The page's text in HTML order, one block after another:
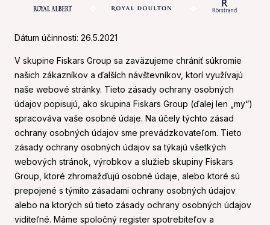
Dátum účinnosti: 26.5.2021
V skupine Fiskars Group sa zaväzujeme chrániť súkromie
našich zákazníkov a ďalších návštevníkov, ktorí využívajú
naše webové stránky. Tieto zásady ochrany osobných
údajov popisujú, ako skupina Fiskars Group (ďalej len „my“)
spracováva vaše osobné údaje. Na účely týchto zásad
ochrany osobných údajov sme prevádzkovateľom. Tieto
zásady ochrany osobných údajov sa týkajú všetkých
webových stránok, výrobkov a služieb skupiny Fiskars
Group, ktoré zhromažďujú osobné údaje, alebo ktoré sú
prepojené s týmito zásadami ochrany osobných údajov
alebo na ktorých sú tieto zásady ochrany osobných údajov
viditeľné. Máme spoločný register spotrebiteľov a